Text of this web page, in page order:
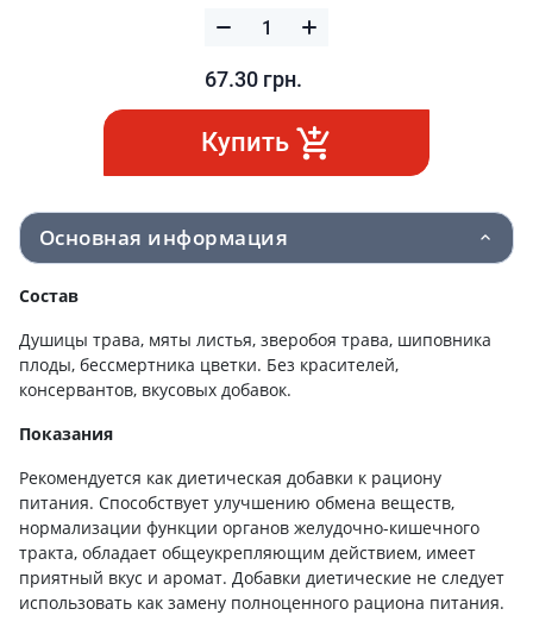
67.30 грн.
Купить
Основная информация
Состав
Душицы трава, мяты листья, зверобоя трава, шиповника
плоды, бессмертника цветки. Без красителей,
консервантов, вкусовых добавок.
Показания
Рекомендуется как диетическая добавки к рациону
питания. Способствует улучшению обмена веществ,
нормализации функции органов желудочно-кишечного
тракта, обладает общеукрепляющим действием, имеет
приятный вкус и аромат. Добавки диетические не следует
использовать как замену полноценного рациона питания.